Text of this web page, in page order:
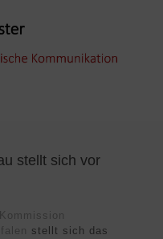
stellt sich vor
stellt sich das